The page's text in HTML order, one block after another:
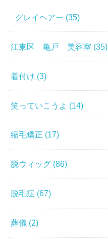
グレイヘアー (35)
江東区 亀戸 美容室 (35)
着付け (3)
笑っていこうよ (14)
縮毛矯正 (17)
脱ウィッグ (86)
脱毛症 (67)
葬儀 (2)